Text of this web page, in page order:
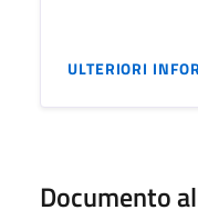
ULTERIORI
Documento